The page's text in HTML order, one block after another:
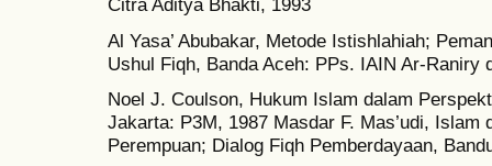
Citra Aditya Bhakti, 1993
Al Yasa’ Abubakar, Metode Istishlahiah;
Ushul Fiqh, Banda Aceh: PPs. IAIN Ar-Raniry
Noel J. Coulson, Hukum Islam dalam
Jakarta: P3M, 1987 Masdar F. Mas’udi, Islam
Perempuan; Dialog Fiqh Pemberdayaan,